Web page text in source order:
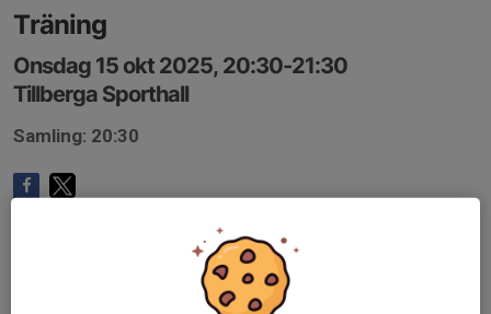
Träning
Onsdag 15 okt 2025, 20:30-21:30
Tillberga Sporthall
Samling: 20:30